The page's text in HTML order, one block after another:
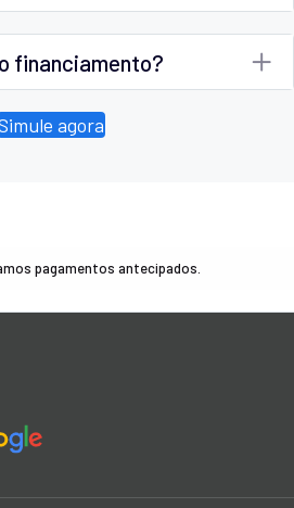
financiamento?
agora
pagamentos antecipados.